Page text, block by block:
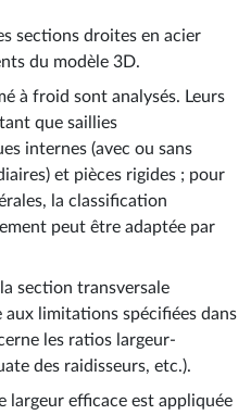
sections droites en acier
du modèle 3D.
à froid sont analysés. Leurs
que saillies
internes (avec ou sans
et pièces rigides ; pour
la classification
peut être adaptée par
section transversale
aux limitations spécifiées dans
les ratios largeur-
des raidisseurs, etc.).
largeur efficace est appliquée